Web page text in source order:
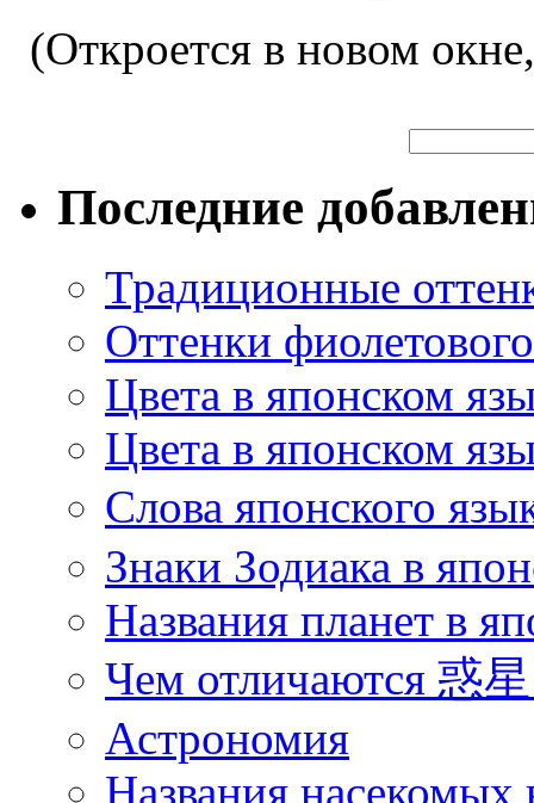
(Откроется в новом
Последние
Традиционные
Оттенки
Цвета в японском
Цвета в японском
Слова японского
Знаки Зодиака в
Названия планет в
Чем отличаются 惑
Астрономия
Названия насекомых